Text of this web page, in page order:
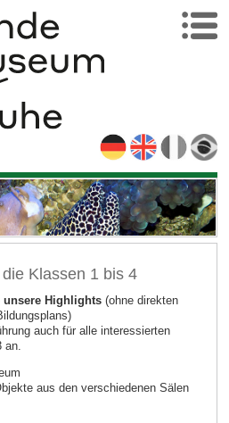
Klassen 1 bis 4
unsere Highlights (ohne direkten
auch für alle interessierten
an.
aus den verschiedenen Sälen